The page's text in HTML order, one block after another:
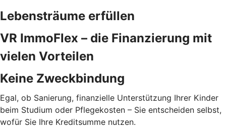
Lebensträume erfüllen
VR ImmoFlex – die Finanzierung mit
vielen Vorteilen
Keine Zweckbindung
Egal, ob Sanierung, finanzielle Unterstützung Ihrer Kinder
beim Studium oder Pflegekosten – Sie entscheiden selbst,
wofür Sie Ihre Kreditsumme nutzen.